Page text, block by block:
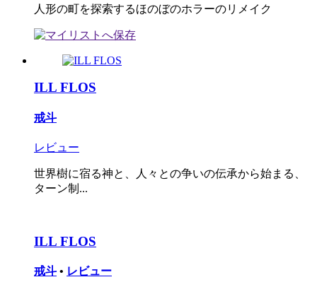
人形の町を探索するほのぼのホラーのリメイク
ILL FLOS
戒斗
レビュー
世界樹に宿る神と、人々との争いの伝承から始まる、
ターン制...
ILL FLOS
戒斗 • レビュー